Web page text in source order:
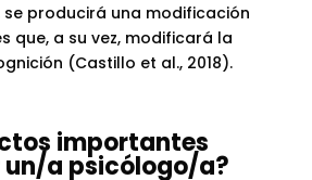
se producirá una modificación
que, a su vez, modificará la
(Castillo et al., 2018).
importantes
un/a psicólogo/a?